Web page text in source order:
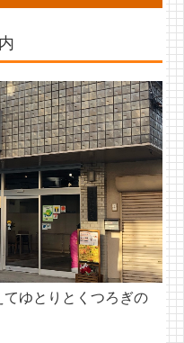
ゆとりとくつろぎの